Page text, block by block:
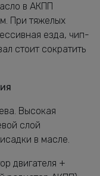
в АКПП
При тяжелых
езда, чип-
стоит сократить
Высокая
слой
в масле.
двигателя +